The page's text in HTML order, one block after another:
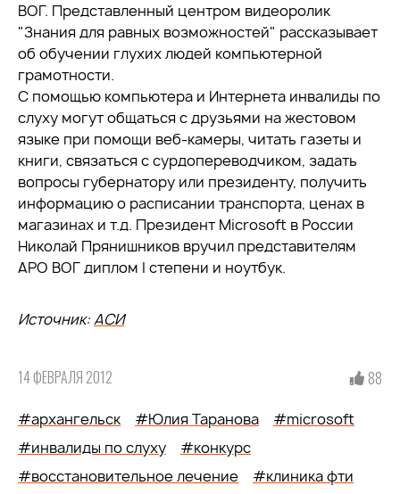
ВОГ. Представленный центром видеоролик
"Знания для равных возможностей" рассказывает
об обучении глухих людей компьютерной
грамотности.
С помощью компьютера и Интернета инвалиды по
слуху могут общаться с друзьями на жестовом
языке при помощи веб-камеры, читать газеты и
книги, связаться с сурдопереводчиком, задать
вопросы губернатору или президенту, получить
информацию о расписании транспорта, ценах в
магазинах и т.д. Президент Microsoft в России
Николай Прянишников вручил представителям
АРО ВОГ диплом I степени и ноутбук.
Источник:АСИ
14 ФЕВРАЛЯ 2012 88
#архангельск #Юлия Таранова
#microsoft
#инвалиды по слуху
#конкурс
#восстановительное лечение
#клиника фти